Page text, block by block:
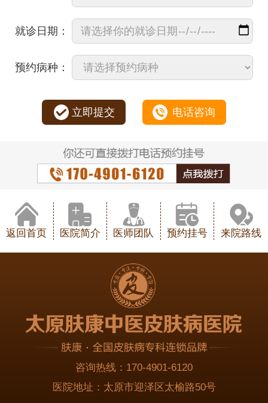
就诊日期：
预约病种：
立即提交 电话咨询
返回首页 医院简介 医师团队 预约挂号 来院路线
咨询热线： 170-4901-6120
医院地址： 太原市迎泽区太榆路50号